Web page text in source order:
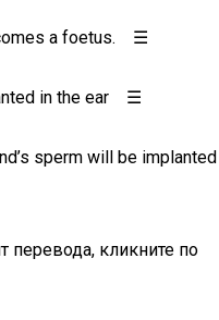
a foetus. ☰
in the ear ☰
sperm will be implanted
перевода, кликните по